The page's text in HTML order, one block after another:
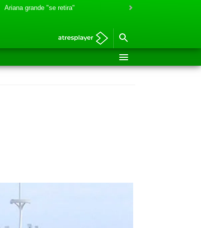
Ariana grande "se retira"